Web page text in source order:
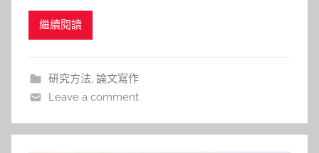
丟進模型，feature 欄位多到像 Excel 地獄捲軸，然
繼續閱讀
研究方法 論文寫作
Leave a comment